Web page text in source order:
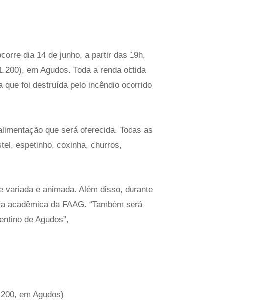
dia 14 de junho, a partir das 19h,
em Agudos. Toda a renda obtida
que foi destruída pelo incêndio ocorrido
que será oferecida. Todas as
espetinho, coxinha, churros,
variada e animada. Além disso, durante
acadêmica da FAAG. “Também será
de Agudos”,
em Agudos)